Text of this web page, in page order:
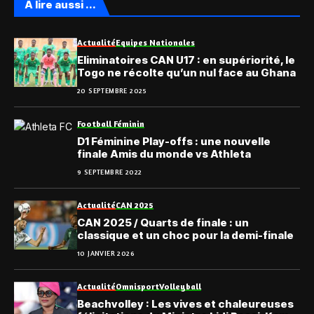
A lire aussi ...
ActualitéEquipes Nationales
Eliminatoires CAN U17 : en supériorité, le
Togo ne récolte qu’un nul face au Ghana
20 SEPTEMBRE 2025
Football Féminin
D1 Féminine Play-offs : une nouvelle
finale Amis du monde vs Athleta
9 SEPTEMBRE 2022
ActualitéCAN 2025
CAN 2025 / Quarts de finale : un
classique et un choc pour la demi-finale
10 JANVIER 2026
ActualitéOmnisportVolleyball
Beachvolley : Les vives et chaleureuses